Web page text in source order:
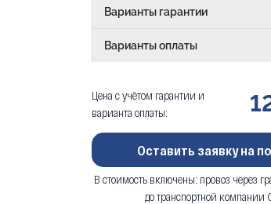
Варианты гарантии
Варианты оплаты
Цена с учётом гарантии и
варианта оплаты:
Оставить заявку на
В стоимость включены: провоз через
до транспортной компании